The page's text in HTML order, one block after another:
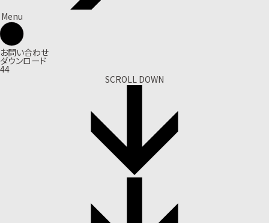
Menu
お問い合わせ
ダウンロード
44
SCROLL DOWN